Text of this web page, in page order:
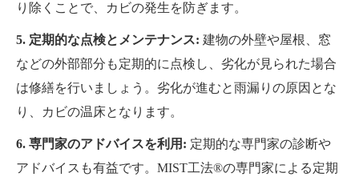
り除くことで、カビの発生を防ぎます。
5. 定期的な点検とメンテナンス: 建物の外壁や屋根、窓
などの外部部分も定期的に点検し、劣化が見られた場合
は修繕を行いましょう。劣化が進むと雨漏りの原因とな
り、カビの温床となります。
6. 専門家のアドバイスを利用: 定期的な専門家の診断や
アドバイスも有益です。MIST工法®の専門家による定期